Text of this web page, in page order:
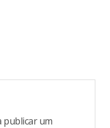
publicar um